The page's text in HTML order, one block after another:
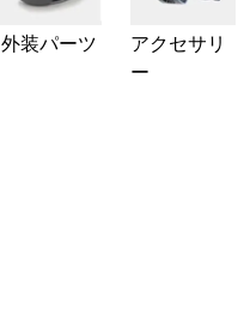
外装パーツ
アクセサリ
ー